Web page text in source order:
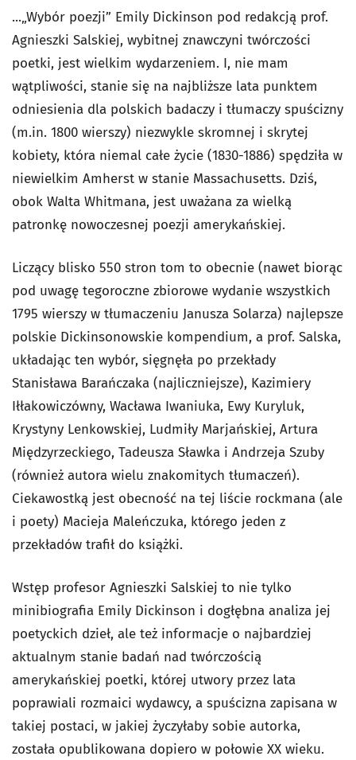
...„Wybór poezji” Emily Dickinson pod redakcją prof.
Agnieszki Salskiej, wybitnej znawczyni twórczości
poetki, jest wielkim wydarzeniem. I, nie mam
wątpliwości, stanie się na najbliższe lata punktem
odniesienia dla polskich badaczy i tłumaczy spuścizny
(m.in. 1800 wierszy) niezwykle skromnej i skrytej
kobiety, która niemal całe życie (1830-1886) spędziła w
niewielkim Amherst w stanie Massachusetts. Dziś,
obok Walta Whitmana, jest uważana za wielką
patronkę nowoczesnej poezji amerykańskiej.
Liczący blisko 550 stron tom to obecnie (nawet biorąc
pod uwagę tegoroczne zbiorowe wydanie wszystkich
1795 wierszy w tłumaczeniu Janusza Solarza) najlepsze
polskie Dickinsonowskie kompendium, a prof. Salska,
układając ten wybór, sięgnęła po przekłady
Stanisława Barańczaka (najliczniejsze), Kazimiery
Iłłakowiczówny, Wacława Iwaniuka, Ewy Kuryluk,
Krystyny Lenkowskiej, Ludmiły Marjańskiej, Artura
Międzyrzeckiego, Tadeusza Sławka i Andrzeja Szuby
(również autora wielu znakomitych tłumaczeń).
Ciekawostką jest obecność na tej liście rockmana (ale
i poety) Macieja Maleńczuka, którego jeden z
przekładów trafił do książki.
Wstęp profesor Agnieszki Salskiej to nie tylko
minibiografia Emily Dickinson i dogłębna analiza jej
poetyckich dzieł, ale też informacje o najbardziej
aktualnym stanie badań nad twórczością
amerykańskiej poetki, której utwory przez lata
poprawiali rozmaici wydawcy, a spuścizna zapisana w
takiej postaci, w jakiej życzyłaby sobie autorka,
została opublikowana dopiero w połowie XX wieku.